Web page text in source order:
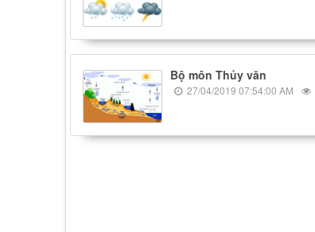
Bộ môn Thủy văn
27/04/2019 07:54:00 AM